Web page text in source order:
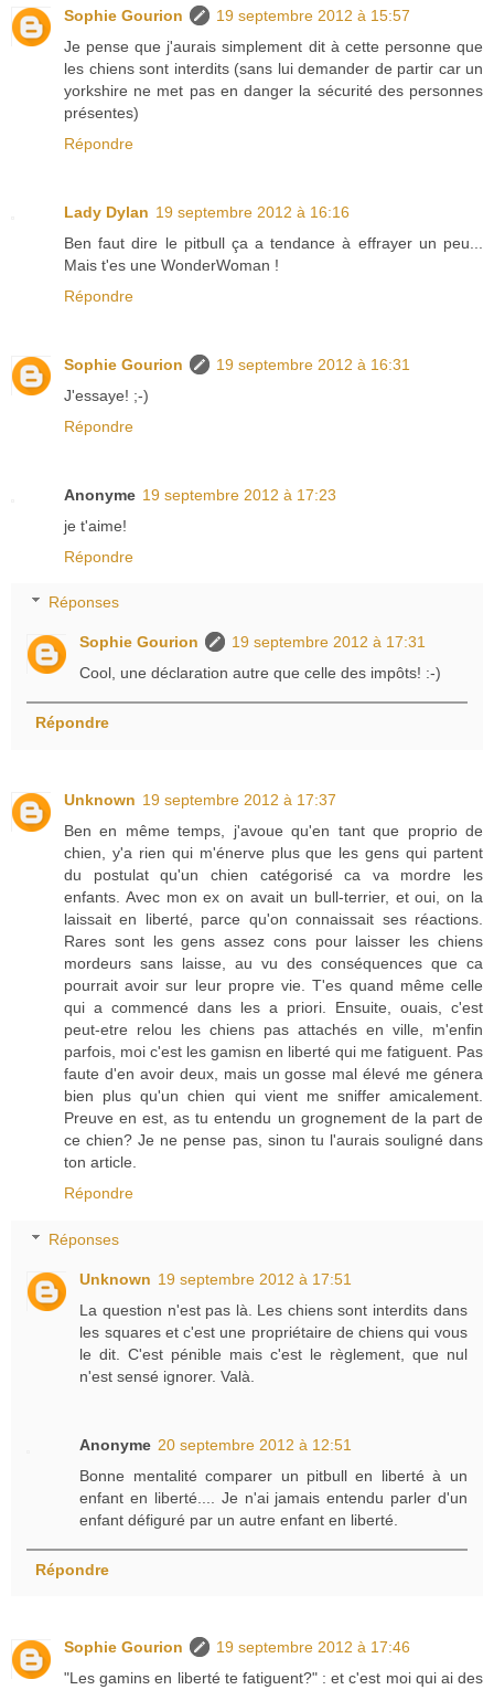
Sophie Gourion
19 septembre 2012 à 15:57
Je pense que j'aurais simplement dit à cette personne que
les chiens sont interdits (sans lui demander de partir car un
yorkshire ne met pas en danger la sécurité des personnes
présentes)
Répondre
Lady Dylan 19 septembre 2012 à 16:16
Ben faut dire le pitbull ça a tendance à effrayer un peu...
Mais t'es une WonderWoman !
Répondre
Sophie Gourion
19 septembre 2012 à 16:31
J'essaye! ;-)
Répondre
Anonyme 19 septembre 2012 à 17:23
je t'aime!
Répondre
Réponses
Sophie Gourion
19 septembre 2012 à 17:31
Cool, une déclaration autre que celle des impôts! :-)
Répondre
Unknown 19 septembre 2012 à 17:37
Ben en même temps, j'avoue qu'en tant que proprio de
chien, y'a rien qui m'énerve plus que les gens qui partent
du postulat qu'un chien catégorisé ca va mordre les
enfants. Avec mon ex on avait un bull-terrier, et oui, on la
laissait en liberté, parce qu'on connaissait ses réactions.
Rares sont les gens assez cons pour laisser les chiens
mordeurs sans laisse, au vu des conséquences que ca
pourrait avoir sur leur propre vie. T'es quand même celle
qui a commencé dans les a priori. Ensuite, ouais, c'est
peut-etre relou les chiens pas attachés en ville, m'enfin
parfois, moi c'est les gamisn en liberté qui me fatiguent. Pas
faute d'en avoir deux, mais un gosse mal élevé me génera
bien plus qu'un chien qui vient me sniffer amicalement.
Preuve en est, as tu entendu un grognement de la part de
ce chien? Je ne pense pas, sinon tu l'aurais souligné dans
ton article.
Répondre
Réponses
Unknown 19 septembre 2012 à 17:51
La question n'est pas là. Les chiens sont interdits dans
les squares et c'est une propriétaire de chiens qui vous
le dit. C'est pénible mais c'est le règlement, que nul
n'est sensé ignorer. Valà.
Anonyme 20 septembre 2012 à 12:51
Bonne mentalité comparer un pitbull en liberté à un
enfant en liberté.... Je n'ai jamais entendu parler d'un
enfant défiguré par un autre enfant en liberté.
Répondre
Sophie Gourion
19 septembre 2012 à 17:46
"Les gamins en liberté te fatiguent?" : et c'est moi qui ai des